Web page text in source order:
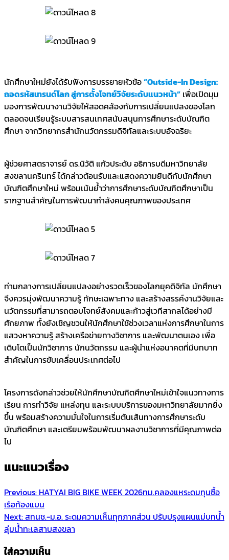
นักศึกษาใหม่ยังได้รับฟังการบรรยายหัวข้อ“Outside-In Design:
ถอดรหัสเทรนด์โลก สู่การตั้งโจทย์วิจัยระดับแนวหน้า” เพื่อเปิดมุม
มองการพัฒนางานวิจัยให้สอดคล้องกับการเปลี่ยนแปลงของโลก
ตลอดจนเรียนรู้ระบบสารสนเทศสนับสนุนการศึกษาระดับบัณฑิต
ศึกษา จากวิทยากรสำนักนวัตกรรมดิจิทัลและระบบอัจฉริยะ
ผู้ช่วยศาสตราจารย์ ดร.นิวัติ แก้วประดับ อธิการบดีมหาวิทยาลัย
สงขลานครินทร์ ได้กล่าวต้อนรับและแสดงความยินดีกับนักศึกษา
บัณฑิตศึกษาใหม่ พร้อมเน้นย้ำว่าการศึกษาระดับบัณฑิตศึกษาเป็น
รากฐานสำคัญในการพัฒนากำลังคนคุณภาพของประเทศ
ท่ามกลางการเปลี่ยนแปลงอย่างรวดเร็วของโลกยุคดิจิทัล นักศึกษา
จึงควรมุ่งพัฒนาความรู้ ทักษะเฉพาะทาง และสร้างสรรค์งานวิจัยและ
นวัตกรรมที่สามารถตอบโจทย์สังคมและก้าวสู่เวทีสากลได้อย่างมี
ศักยภาพ ทั้งยังเชิญชวนให้นักศึกษาใช้ช่วงเวลาแห่งการศึกษาในการ
แสวงหาความรู้ สร้างเครือข่ายทางวิชาการ และพัฒนาตนเอง เพื่อ
เติบโตเป็นนักวิชาการ นักนวัตกรรม และผู้นำแห่งอนาคตที่มีบทบาท
สำคัญในการขับเคลื่อนประเทศต่อไป
โครงการดังกล่าวช่วยให้นักศึกษาบัณฑิตศึกษาใหม่เข้าใจแนวทางการ
เรียน การทำวิจัย แหล่งทุน และระบบบริการของมหาวิทยาลัยมากยิ่ง
ขึ้น พร้อมสร้างความมั่นใจในการเริ่มต้นเส้นทางการศึกษาระดับ
บัณฑิตศึกษา และเตรียมพร้อมพัฒนาผลงานวิชาการที่มีคุณภาพต่อ
ไป
แนะแนวเรื่อง
Previous: HATYAI BIG BIKE WEEK 2026ทม.คลองแหระดมทุนซื้อ
เรือท้องแบน
Next:สทนช.-ม.อ. ระดมความเห็นทุกภาคส่วน ปรับปรุงแผนแม่บทน้ำ
ลุ่มน้ำทะเลสาบสงขลา
ใส่ความเห็น